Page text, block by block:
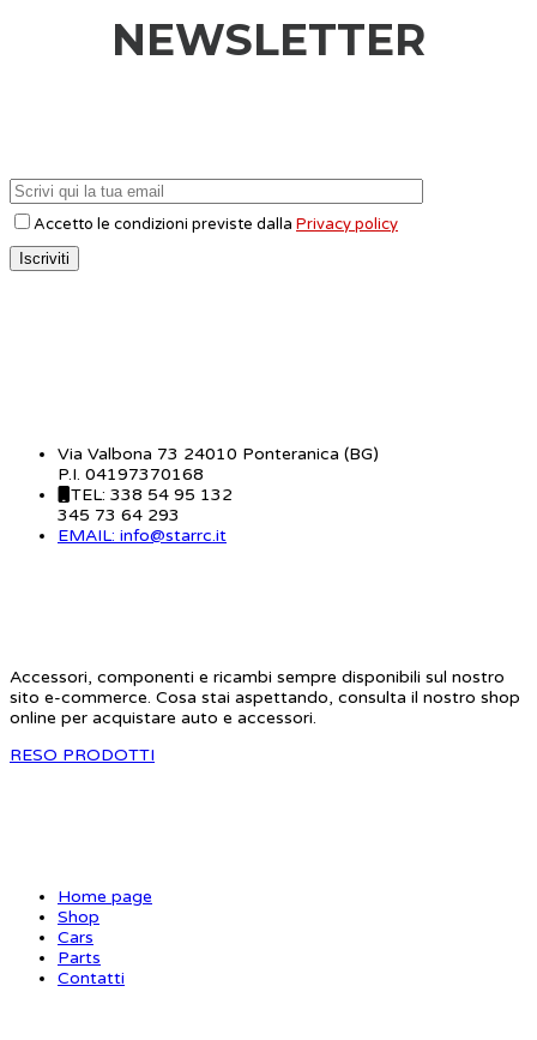
NEWSLETTER
Accetto le condizioni previste dalla Privacy policy
Via Valbona 73 24010 Ponteranica (BG)
P.I. 04197370168
TEL: 338 54 95 132
345 73 64 293
EMAIL: info@starrc.it
Accessori, componenti e ricambi sempre disponibili sul nostro
sito e-commerce. Cosa stai aspettando, consulta il nostro shop
online per acquistare auto e accessori.
RESO PRODOTTI
Home page
Shop
Cars
Parts
Contatti